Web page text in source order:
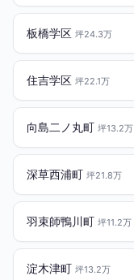
板橋学区 坪24.3万
住吉学区 坪22.1万
向島二ノ丸町 坪13.2万
深草西浦町 坪21.8万
羽束師鴨川町 坪11.2万
淀木津町 坪13.2万